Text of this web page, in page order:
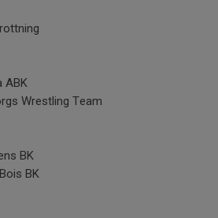
ABK
Wrestling Team
BK
BK